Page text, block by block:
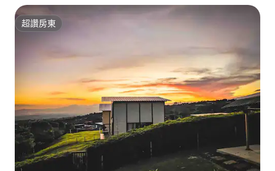
超讚房東
超讚房東